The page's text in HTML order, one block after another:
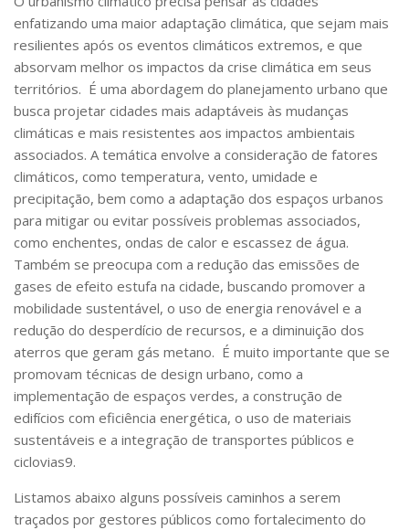
enfatizando uma maior adaptação climática, que sejam mais
resilientes após os eventos climáticos extremos, e que
absorvam melhor os impactos da crise climática em seus
territórios. É uma abordagem do planejamento urbano que
busca projetar cidades mais adaptáveis às mudanças
climáticas e mais resistentes aos impactos ambientais
associados. A temática envolve a consideração de fatores
climáticos, como temperatura, vento, umidade e
precipitação, bem como a adaptação dos espaços urbanos
para mitigar ou evitar possíveis problemas associados,
como enchentes, ondas de calor e escassez de água.
Também se preocupa com a redução das emissões de
gases de efeito estufa na cidade, buscando promover a
mobilidade sustentável, o uso de energia renovável e a
redução do desperdício de recursos, e a diminuição dos
aterros que geram gás metano. É muito importante que se
promovam técnicas de design urbano, como a
implementação de espaços verdes, a construção de
edifícios com eficiência energética, o uso de materiais
sustentáveis e a integração de transportes públicos e
ciclovias9.
Listamos abaixo alguns possíveis caminhos a serem
traçados por gestores públicos como fortalecimento do